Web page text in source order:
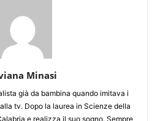
Minasi
già da bambina quando imitava i
tv. Dopo la laurea in Scienze della
e realizza il suo sogno. Sempre